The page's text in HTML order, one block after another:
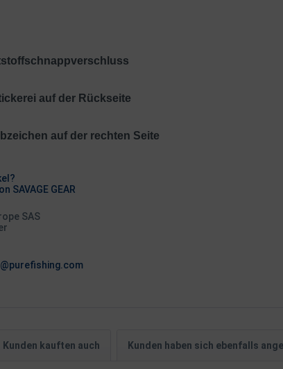
auf der Rückseite
auf der rechten Seite
SAVAGE GEAR
SAS
Kunden kauften auch Kunden haben sich ebenfalls